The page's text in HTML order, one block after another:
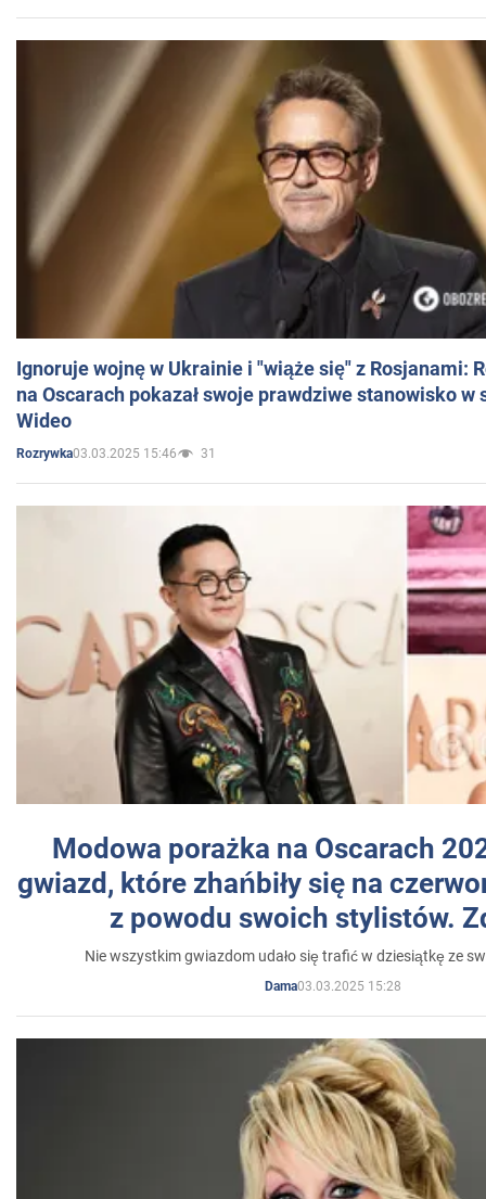
Ignoruje wojnę w Ukrainie i "wiąże się" z Rosjanami:
na Oscarach pokazał swoje prawdziwe stanowisko w
Wideo
Rozrywka03.03.2025 15:46 31
Modowa porażka na Oscarach
gwiazd, które zhańbiły się na
z powodu swoich stylistów.
Nie wszystkim gwiazdom udało się trafić w dziesiątkę ze
Dama03.03.2025 15:28